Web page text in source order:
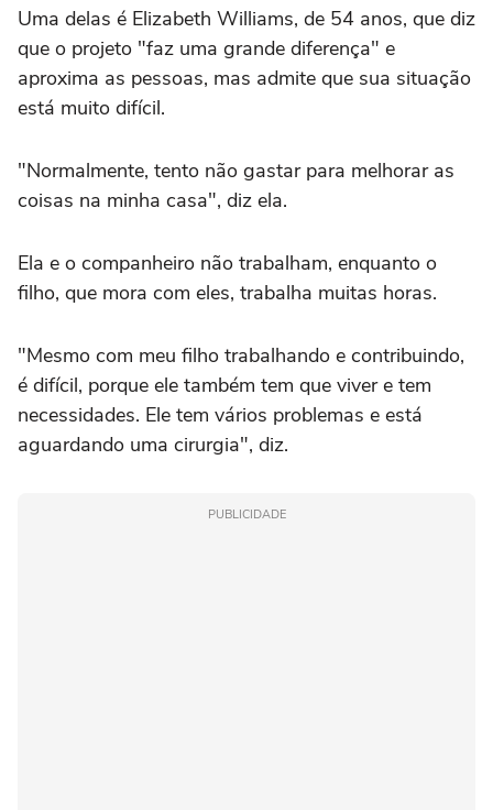
Uma delas é Elizabeth Williams, de 54 anos, que diz
que o projeto "faz uma grande diferença" e
aproxima as pessoas, mas admite que sua situação
está muito difícil.
"Normalmente, tento não gastar para melhorar as
coisas na minha casa", diz ela.
Ela e o companheiro não trabalham, enquanto o
filho, que mora com eles, trabalha muitas horas.
"Mesmo com meu filho trabalhando e contribuindo,
é difícil, porque ele também tem que viver e tem
necessidades. Ele tem vários problemas e está
aguardando uma cirurgia", diz.
PUBLICIDADE